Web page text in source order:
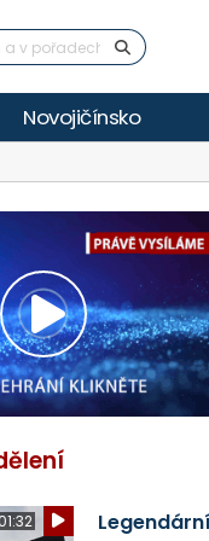
Novojičínsko
Přehrát
video